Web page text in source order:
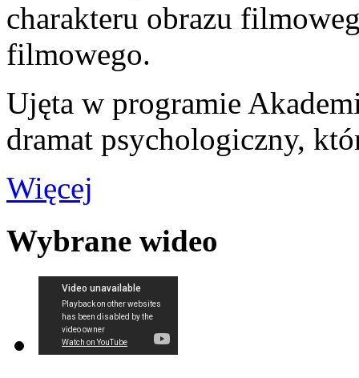
charakteru obrazu
filmowego.
Ujęta w programie
dramat psychologiczny,
Więcej
Wybrane wideo